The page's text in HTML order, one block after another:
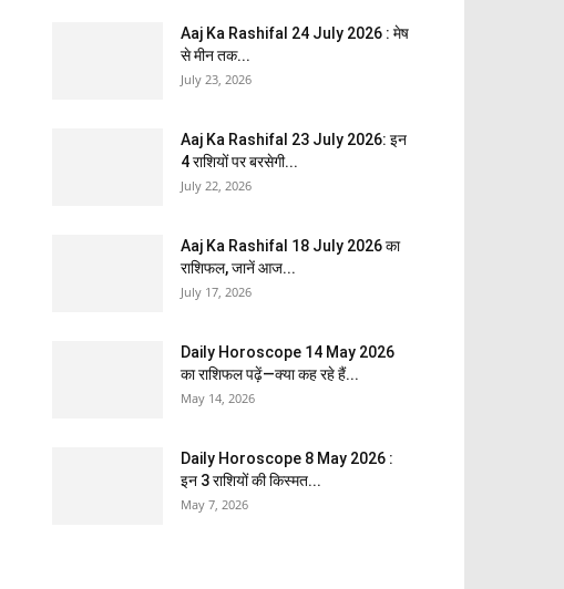
Aaj Ka Rashifal 24 July 2026 : मेष
से मीन तक...
July 23, 2026
Aaj Ka Rashifal 23 July 2026: इन
4 राशियों पर बरसेगी...
July 22, 2026
Aaj Ka Rashifal 18 July 2026 का
राशिफल, जानें आज...
July 17, 2026
Daily Horoscope 14 May 2026
का राशिफल पढ़ें—क्या कह रहे हैं...
May 14, 2026
Daily Horoscope 8 May 2026 :
इन 3 राशियों की किस्मत...
May 7, 2026